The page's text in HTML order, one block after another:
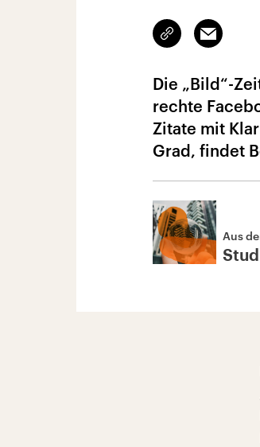
Link
kopieren/teilen
Email
Die „Bild“-
rechte
Zitate mit
Grad, findet
Aus